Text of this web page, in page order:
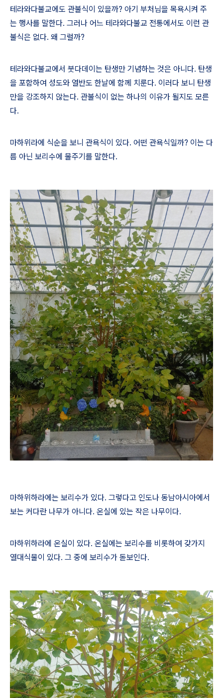
테라와다불교에도 관불식이 있을까? 아기 부처님을 목욕시켜 주
는 행사를 말한다. 그러나 어느 테라와다불교 전통에서도 이런 관
불식은 없다. 왜 그럴까?
테라와다불교에서 붓다데이는 탄생만 기념하는 것은 아니다. 탄생
을 포함하여 성도와 열반도 한날에 함께 치룬다. 이러다 보니 탄생
만을 강조하지 않는다. 관불식이 없는 하나의 이유가 될지도 모른
다.
마하위라에 식순을 보니 관욕식이 있다. 어떤 관욕식일까? 이는 다
름 아닌 보리수에 물주기를 말한다.
마하위하라에는 보리수가 있다. 그렇다고 인도나 동남아시아에서
보는 커다란 나무가 아니다. 온실에 있는 작은 나무이다.
마하위하라에 온실이 있다. 온실에는 보리수를 비롯하여 갖가지
열대식물이 있다. 그 중에 보리수가 돋보인다.